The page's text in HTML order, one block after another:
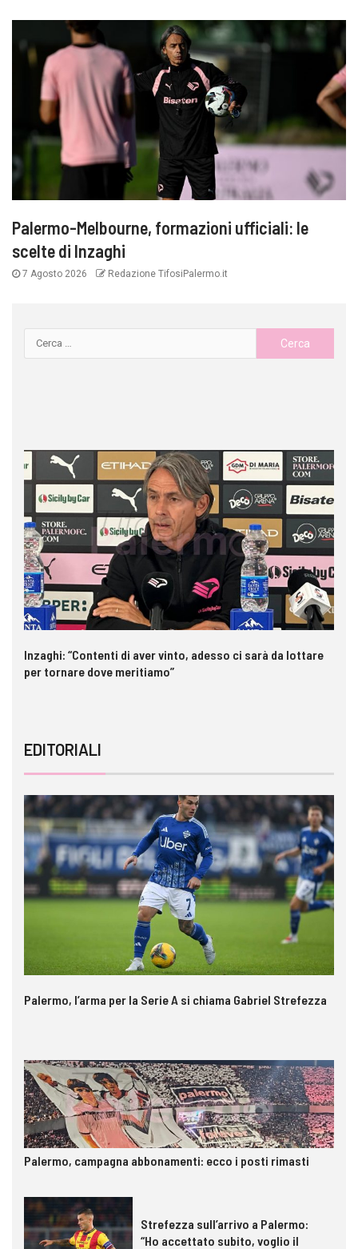
Palermo-Melbourne, formazioni ufficiali: le
scelte di Inzaghi
7 Agosto 2026 Redazione TifosiPalermo.it
Inzaghi: “Contenti di aver vinto, adesso ci sarà da lottare
per tornare dove meritiamo”
EDITORIALI
Palermo, l’arma per la Serie A si chiama Gabriel Strefezza
Palermo, campagna abbonamenti: ecco i posti rimasti
Strefezza sull’arrivo a Palermo:
“Ho accettato subito, voglio il